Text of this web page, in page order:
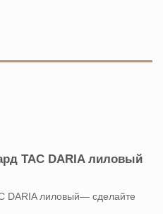
TAC DARIA лиловый
DARIA лиловый— сделайте